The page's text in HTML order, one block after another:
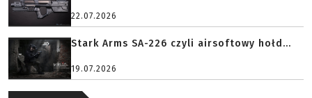
22.07.2026
Stark Arms SA-226 czyli airsoftowy hołd...
19.07.2026